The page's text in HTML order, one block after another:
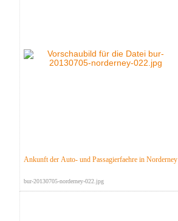
Ankunft der Auto- und Passagierfaehre in Norderney
bur-20130705-norderney-022.jpg